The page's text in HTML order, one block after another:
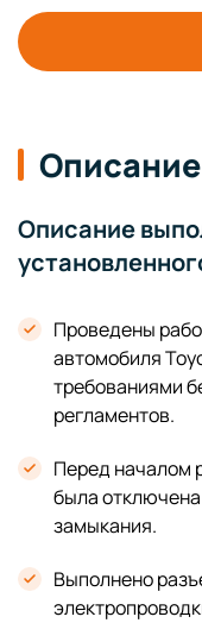
Описание
Проведены
автомобиля
требованиями
регламентов.
Перед началом
была
замыкания.
Выполнено